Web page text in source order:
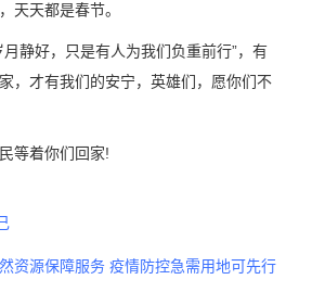
天天都是春节。
静好，只是有人为我们负重前行”，有
，才有我们的安宁，英雄们，愿你们不
着你们回家!
资源保障服务 疫情防控急需用地可先行